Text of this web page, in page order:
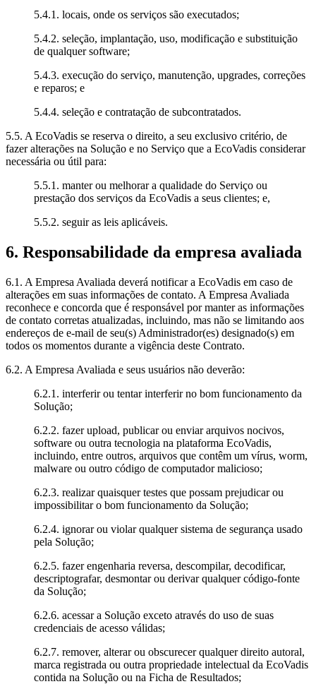
5.4.1. locais, onde os serviços são executados;
5.4.2. seleção, implantação, uso, modificação e substituição
de qualquer software;
5.4.3. execução do serviço, manutenção, upgrades, correções
e reparos; e
5.4.4. seleção e contratação de subcontratados.
5.5. A EcoVadis se reserva o direito, a seu exclusivo critério, de
fazer alterações na Solução e no Serviço que a EcoVadis considerar
necessária ou útil para:
5.5.1. manter ou melhorar a qualidade do Serviço ou
prestação dos serviços da EcoVadis a seus clientes; e,
5.5.2. seguir as leis aplicáveis.
6. Responsabilidade da empresa avaliada
6.1. A Empresa Avaliada deverá notificar a EcoVadis em caso de
alterações em suas informações de contato. A Empresa Avaliada
reconhece e concorda que é responsável por manter as informações
de contato corretas atualizadas, incluindo, mas não se limitando aos
endereços de e-mail de seu(s) Administrador(es) designado(s) em
todos os momentos durante a vigência deste Contrato.
6.2. A Empresa Avaliada e seus usuários não deverão:
6.2.1. interferir ou tentar interferir no bom funcionamento da
Solução;
6.2.2. fazer upload, publicar ou enviar arquivos nocivos,
software ou outra tecnologia na plataforma EcoVadis,
incluindo, entre outros, arquivos que contêm um vírus, worm,
malware ou outro código de computador malicioso;
6.2.3. realizar quaisquer testes que possam prejudicar ou
impossibilitar o bom funcionamento da Solução;
6.2.4. ignorar ou violar qualquer sistema de segurança usado
pela Solução;
6.2.5. fazer engenharia reversa, descompilar, decodificar,
descriptografar, desmontar ou derivar qualquer código-fonte
da Solução;
6.2.6. acessar a Solução exceto através do uso de suas
credenciais de acesso válidas;
6.2.7. remover, alterar ou obscurecer qualquer direito autoral,
marca registrada ou outra propriedade intelectual da EcoVadis
contida na Solução ou na Ficha de Resultados;